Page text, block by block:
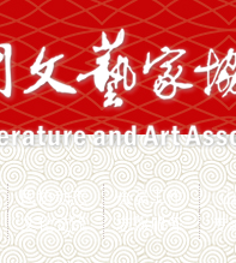
民协动态 会员工作
文化交流 志愿服务 专